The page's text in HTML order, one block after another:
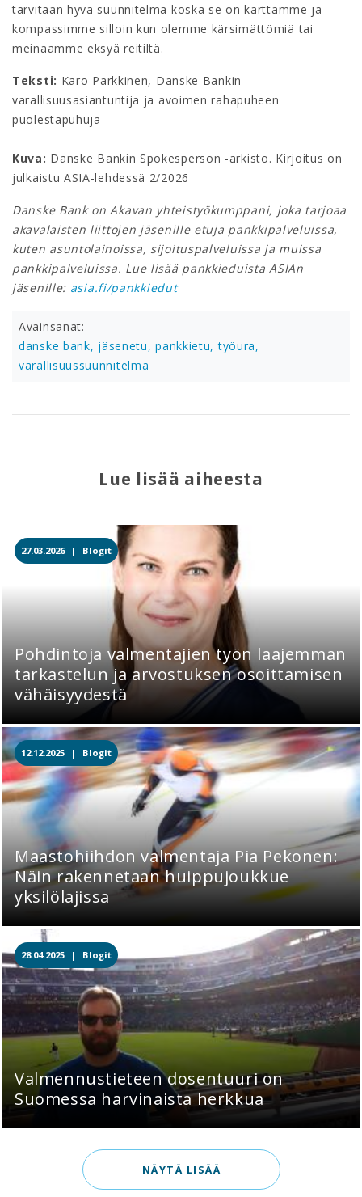
tarvitaan hyvä suunnitelma koska se on karttamme ja
kompassimme silloin kun olemme kärsimättömiä tai
meinaamme eksyä reitiltä.
Teksti: Karo Parkkinen, Danske Bankin
varallisuusasiantuntija ja avoimen rahapuheen
puolestapuhuja
Kuva: Danske Bankin Spokesperson -arkisto. Kirjoitus on
julkaistu ASIA-lehdessä 2/2026
Danske Bank on Akavan yhteistyökumppani, joka tarjoaa
akavalaisten liittojen jäsenille etuja pankkipalveluissa,
kuten asuntolainoissa, sijoituspalveluissa ja muissa
pankkipalveluissa. Lue lisää pankkieduista ASIAn
jäsenille: asia.fi/pankkiedut
Avainsanat:
danske bank, jäsenetu,pankkietu,työura,
varallisuussuunnitelma
Lue lisää aiheesta
27.03.2026 | Blogit
Pohdintoja valmentajien työn laajemman
tarkastelun ja arvostuksen osoittamisen
vähäisyydestä
12.12.2025 | Blogit
Maastohiihdon valmentaja Pia Pekonen:
Näin rakennetaan huippujoukkue
yksilölajissa
28.04.2025 | Blogit
Valmennustieteen dosentuuri on
Suomessa harvinaista herkkua
NÄYTÄ LISÄÄ